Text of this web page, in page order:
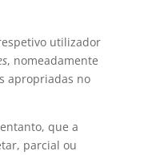
utilizador
, nomeadamente
apropriadas no
que a
parcial ou